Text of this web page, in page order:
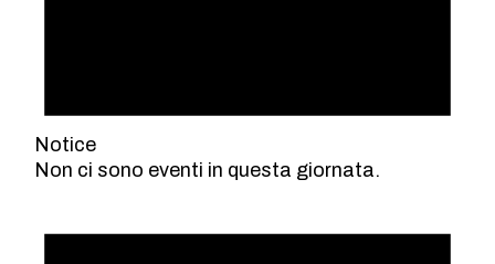
Notice
Non ci sono eventi in questa giornata.